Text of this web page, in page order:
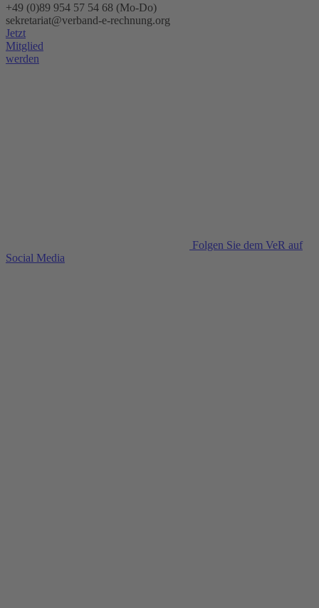
+49 (0)89 954 57 54 68 (Mo-Do)
sekretariat@verband-e-rechnung.org
Jetzt
Mitglied
werden
Folgen Sie dem VeR auf
Social Media